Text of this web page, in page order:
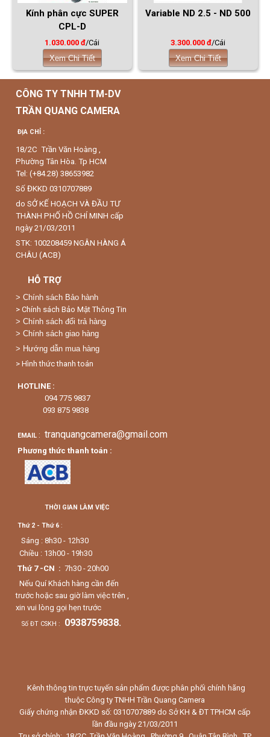
Kính phân cực SUPER
CPL-D
1.030.000 đ/Cái
Xem Chi Tiết
Variable ND 2.5 - ND 500
3.300.000 đ/Cái
Xem Chi Tiết
CÔNG TY TNHH TM-DV
TRẦN QUANG CAMERA
ĐỊA CHỈ :
18/2C Trần Văn Hoàng ,
Phường Tân Hòa. Tp HCM
Tel: (+84.28) 38653982
Số ĐKKD 0310707889
do SỞ KẾ HOẠCH VÀ ĐẦU TƯ
THÀNH PHỐ HỒ CHÍ MINH cấp
ngày 21/03/2011
STK: 100208459 NGÂN HÀNG Á
CHÂU (ACB)
HỖ TRỢ
> Chính sách Bảo hành
> Chính sách Bảo Mật Thông Tin
> Chính sách đổi trả hàng
> Chính sách giao hàng
> Hướng dẫn mua hàng
> Hình thức thanh toán
HOTLINE :
094 775 9837
093 875 9838
EMAIL : tranquangcamera@gmail.com
Phương thức thanh toán :
THỜI GIAN LÀM VIỆC
Thứ 2 - Thứ 6 :
Sáng : 8h30 - 12h30
Chiều : 13h00 - 19h30
Thứ 7 -CN : 7h30 - 20h00
Nếu Quí Khách hàng cần đến
trước hoặc sau giờ làm việc trên ,
xin vui lòng gọi hẹn trước
Số ĐT CSKH : 0938759838.
Kênh thông tin trực tuyến sản phẩm được phân phối chính hãng
thuộc Công ty TNHH Trần Quang Camera
Giấy chứng nhận ĐKKD số: 0310707889 do Sở KH & ĐT TPHCM cấp
lần đầu ngày 21/03/2011